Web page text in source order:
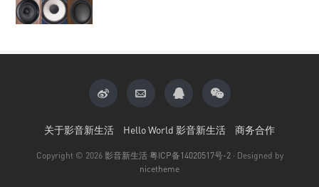
关于影音新生活 Hello World 影音新生活 商务合作
Copyright © 2026 影音新生活 粤ICP备14020517号-2 · Designed by
nicetheme